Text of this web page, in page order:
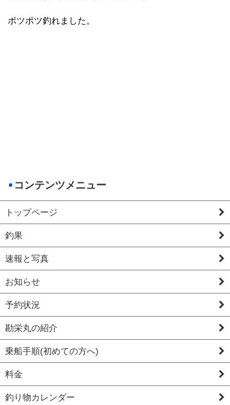
ポツポツ釣れました。
コンテンツメニュー
トップページ
釣果
速報と写真
お知らせ
予約状況
勘栄丸の紹介
乗船手順(初めての方へ)
料金
釣り物カレンダー